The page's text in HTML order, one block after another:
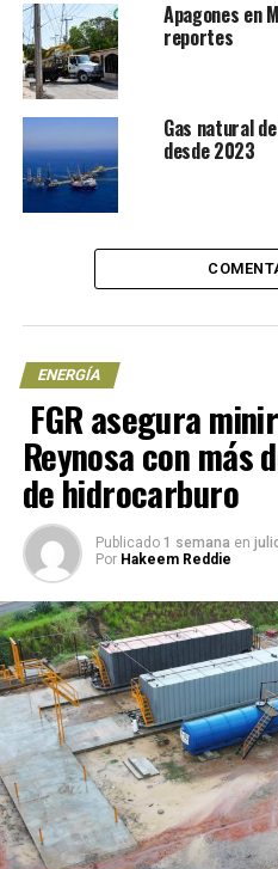
eléctrica y establecer
operación que favorezcan
comunidades afectadas.
La situación
Coahuila antes
El corte prolongado de
y económico. El aislamiento
situación de los habitantes,
reorganizar su día a día
alternativas, con costos
falta de electricidad afectó
y educación de la zona.
Beneficios
población de
Apagones en
reportes
Gas natural
desde 2023
ENERGÍA
FGR asegura
Reynosa con más
de hidrocarburo
Publicado 1 semana en
Por Hakeem Reddie